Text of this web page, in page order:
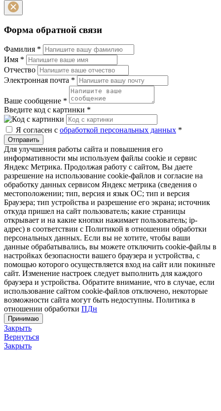
Форма обратной связи
Фамилия *
Имя *
Отчество
Электронная почта *
Ваше сообщение *
Введите код с картинки *
Я согласен с обработкой персональных данных *
Отправить
Для улучшения работы сайта и повышения его
информативности мы используем файлы cookie и сервис
Яндекс Метрика. Продолжая работу с сайтом, Вы даете
разрешение на использование cookie-файлов и согласие на
обработку данных сервисом Яндекс метрика (сведения о
местоположении; тип, версия и язык ОС; тип и версия
Браузера; тип устройства и разрешение его экрана; источник
откуда пришел на сайт пользователь; какие страницы
открывает и на какие кнопки нажимает пользователь; ip-
адрес) в соответствии с Политикой в отношении обработки
персональных данных. Если вы не хотите, чтобы ваши
данные обрабатывались, вы можете отключить cookie-файлы в
настройках безопасности вашего браузера и устройства, с
помощью которого осуществляется вход на сайт или покиньте
сайт. Изменение настроек следует выполнить для каждого
браузера и устройства. Обратите внимание, что в случае, если
использование сайтом cookie-файлов отключено, некоторые
возможности сайта могут быть недоступны. Политика в
отношении обработки ПДн
Принимаю
Закрыть
Вернуться
Закрыть